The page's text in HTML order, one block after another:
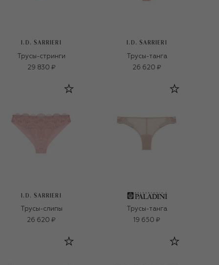
I.D. SARRIERI
Трусы-стринги
29 830 ₽
I.D. SARRIERI
Трусы-танга
26 620 ₽
I.D. SARRIERI
Трусы-слипы
26 620 ₽
Трусы-танга
19 650 ₽